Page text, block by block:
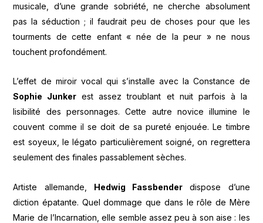
musicale, d’une grande sobriété, ne cherche absolument
pas la séduction ; il faudrait peu de choses pour que les
tourments de cette enfant « née de la peur » ne nous
touchent profondément.
L’effet de miroir vocal qui s’installe avec la Constance de
Sophie Junker est assez troublant et nuit parfois à la
lisibilité des personnages. Cette autre novice illumine le
couvent comme il se doit de sa pureté enjouée. Le timbre
est soyeux, le légato particulièrement soigné, on regrettera
seulement des finales passablement sèches.
Artiste allemande, Hedwig Fassbender dispose d’une
diction épatante. Quel dommage que dans le rôle de Mère
Marie de l’Incarnation, elle semble assez peu à son aise : les